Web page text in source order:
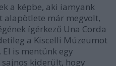
a képbe, aki iamyank
alapötlete már megvolt,
ígérkező Una Corda
a Kiscelli Múzeumot
is mentünk egy
kiderült, hogy